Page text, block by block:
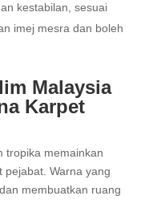
kestabilan, sesuai
imej mesra dan boleh
Malaysia
Karpet
tropika memainkan
pejabat. Warna yang
membuatkan ruang